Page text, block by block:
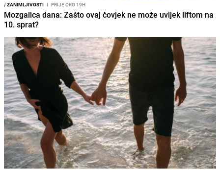
/ZANIMLJIVOSTI I PRIJE OKO 19H
Mozgalica dana: Zašto ovaj čovjek ne može uvijek liftom na
10. sprat?